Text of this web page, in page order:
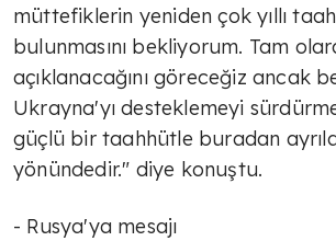
müttefiklerin yeniden çok yıllı
bulunmasını bekliyorum. Tam
açıklanacağını göreceğiz ancak
Ukrayna'yı desteklemeyi
güçlü bir taahhütle buradan
yönündedir." diye konuştu.
- Rusya'ya mesajı